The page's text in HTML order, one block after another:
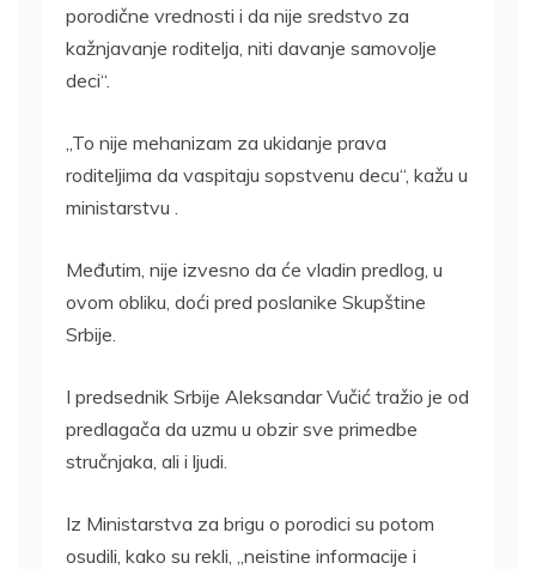
porodične vrednosti i da nije sredstvo za
kažnjavanje roditelja, niti davanje samovolje
deci“.
„To nije mehanizam za ukidanje prava
roditeljima da vaspitaju sopstvenu decu“, kažu u
ministarstvu .
Međutim, nije izvesno da će vladin predlog, u
ovom obliku, doći pred poslanike Skupštine
Srbije.
I predsednik Srbije Aleksandar Vučić tražio je od
predlagača da uzmu u obzir sve primedbe
stručnjaka, ali i ljudi.
Iz Ministarstva za brigu o porodici su potom
osudili, kako su rekli, „neistine informacije i